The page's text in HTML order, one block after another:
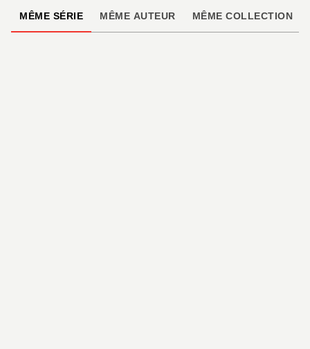
MÊME SÉRIE MÊME AUTEUR MÊME COLLECTION